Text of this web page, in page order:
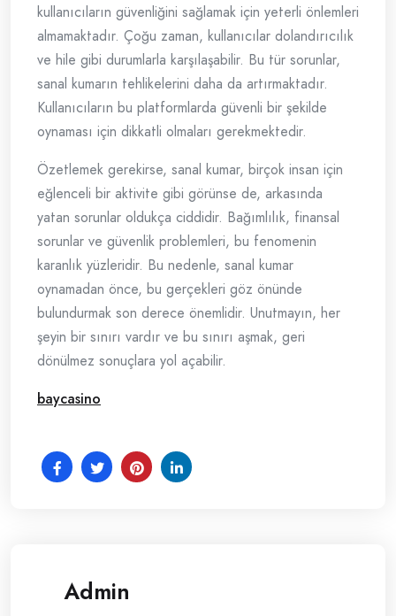
kullanıcıların güvenliğini sağlamak için yeterli önlemleri
almamaktadır. Çoğu zaman, kullanıcılar dolandırıcılık
ve hile gibi durumlarla karşılaşabilir. Bu tür sorunlar,
sanal kumarın tehlikelerini daha da artırmaktadır.
Kullanıcıların bu platformlarda güvenli bir şekilde
oynaması için dikkatli olmaları gerekmektedir.
Özetlemek gerekirse, sanal kumar, birçok insan için
eğlenceli bir aktivite gibi görünse de, arkasında
yatan sorunlar oldukça ciddidir. Bağımlılık, finansal
sorunlar ve güvenlik problemleri, bu fenomenin
karanlık yüzleridir. Bu nedenle, sanal kumar
oynamadan önce, bu gerçekleri göz önünde
bulundurmak son derece önemlidir. Unutmayın, her
şeyin bir sınırı vardır ve bu sınırı aşmak, geri
dönülmez sonuçlara yol açabilir.
baycasino
Admin